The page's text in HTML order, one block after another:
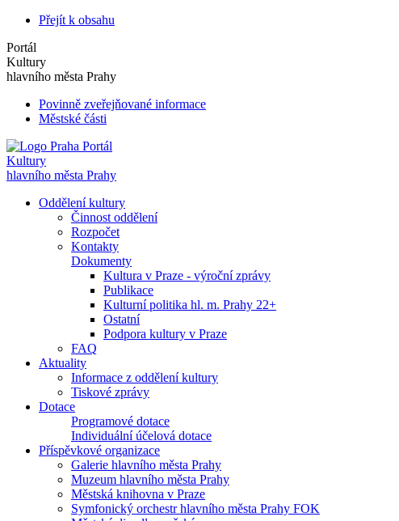
Přejít k obsahu
Portál
Kultury
hlavního města Prahy
Povinně zveřejňované informace
Městské části
Portál
Kultury
hlavního města Prahy
Oddělení kultury
Činnost oddělení
Rozpočet
Kontakty
Dokumenty
Kultura v Praze - výroční zprávy
Publikace
Kulturní politika hl. m. Prahy 22+
Ostatní
Podpora kultury v Praze
FAQ
Aktuality
Informace z oddělení kultury
Tiskové zprávy
Dotace
Programové dotace
Individuální účelová dotace
Příspěvkové organizace
Galerie hlavního města Prahy
Muzeum hlavního města Prahy
Městská knihovna v Praze
Symfonický orchestr hlavního města Prahy FOK